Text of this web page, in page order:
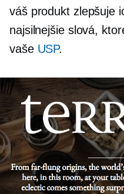
váš produkt zlepšuje
najsilnejšie slová,
vaše USP.